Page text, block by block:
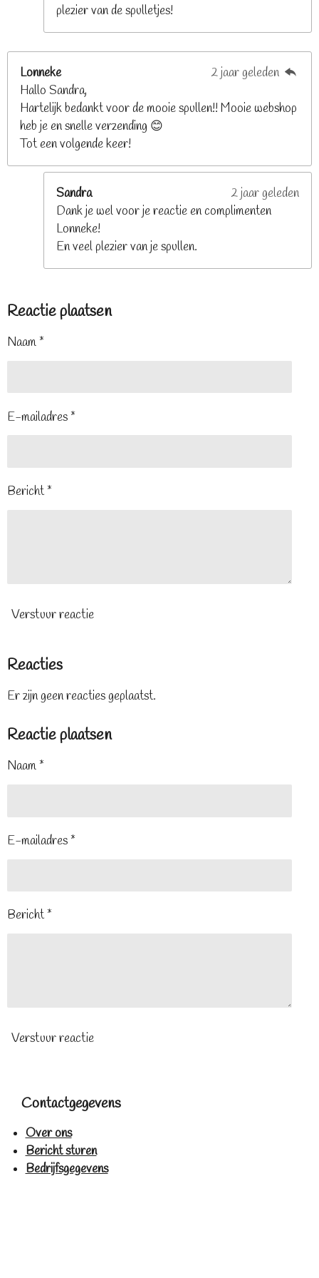
plezier van de spulletjes!
Lonneke
2 jaar geleden
Hallo Sandra,
Hartelijk bedankt voor de mooie spullen!! Mooie webshop
heb je en snelle verzending 😊
Tot een volgende keer!
Sandra
2 jaar geleden
Dank je wel voor je reactie en complimenten
Lonneke!
En veel plezier van je spullen.
Reactie plaatsen
Naam *
E-mailadres *
Bericht *
Verstuur reactie
Reacties
Er zijn geen reacties geplaatst.
Reactie plaatsen
Naam *
E-mailadres *
Bericht *
Verstuur reactie
Contactgegevens
Over ons
Bericht sturen
Bedrijfsgegevens